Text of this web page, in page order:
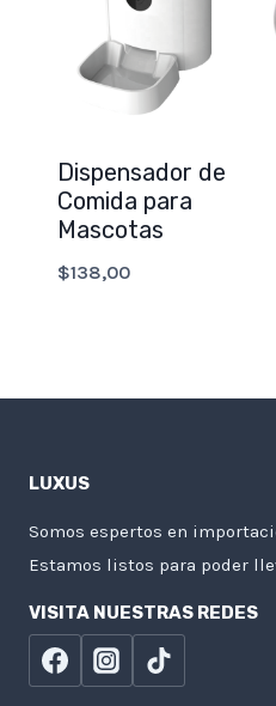
Dispensador de
Comida para
Mascotas
$138,00
LUXUS
Somos espertos en
Estamos listos para poder
VISITA NUESTRAS REDES